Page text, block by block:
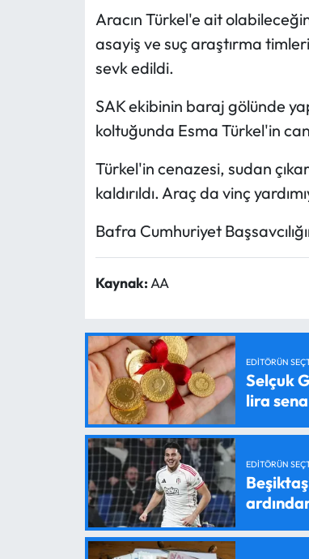
Aracın Türkel'e ait
asayiş ve suç araştırma
sevk edildi.
SAK ekibinin baraj gölünde
koltuğunda Esma Türkel'in
Türkel'in cenazesi, sudan
kaldırıldı. Araç da vinç
Bafra Cumhuriyet
Kaynak:AA
EDITÖRÜN
Selçuk
lira
EDITÖRÜN